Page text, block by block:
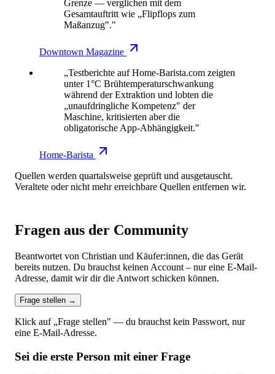
Grenze — verglichen mit dem
Gesamtauftritt wie „Flipflops zum
Maßanzug"."
Downtown Magazine
„Testberichte auf Home-Barista.com zeigten
unter 1°C Brühtemperaturschwankung
während der Extraktion und lobten die
„unaufdringliche Kompetenz" der
Maschine, kritisierten aber die
obligatorische App-Abhängigkeit."
Home-Barista
Quellen werden quartalsweise geprüft und ausgetauscht.
Veraltete oder nicht mehr erreichbare Quellen entfernen wir.
Fragen aus der Community
Beantwortet von Christian und Käufer:innen, die das Gerät
bereits nutzen. Du brauchst keinen Account – nur eine E-Mail-
Adresse, damit wir dir die Antwort schicken können.
Frage stellen →
Klick auf „Frage stellen" — du brauchst kein Passwort, nur
eine E-Mail-Adresse.
Sei die erste Person mit einer Frage